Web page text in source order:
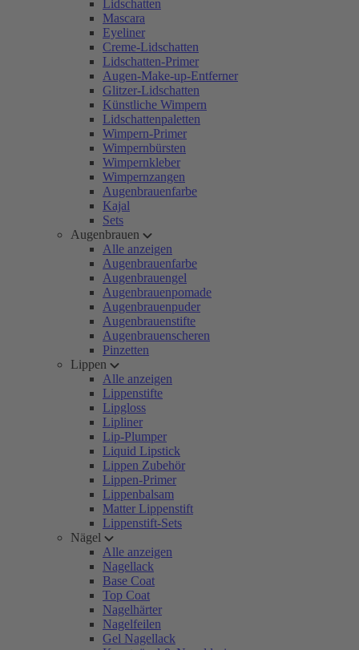
Lidschatten
Mascara
Eyeliner
Creme-Lidschatten
Lidschatten-Primer
Augen-Make-up-Entferner
Glitzer-Lidschatten
Künstliche Wimpern
Lidschattenpaletten
Wimpern-Primer
Wimpernbürsten
Wimpernkleber
Wimpernzangen
Augenbrauenfarbe
Kajal
Sets
Augenbrauen
Alle anzeigen
Augenbrauenfarbe
Augenbrauengel
Augenbrauenpomade
Augenbrauenpuder
Augenbrauenstifte
Augenbrauenscheren
Pinzetten
Lippen
Alle anzeigen
Lippenstifte
Lipgloss
Lipliner
Lip-Plumper
Liquid Lipstick
Lippen Zubehör
Lippen-Primer
Lippenbalsam
Matter Lippenstift
Lippenstift-Sets
Nägel
Alle anzeigen
Nagellack
Base Coat
Top Coat
Nagelhärter
Nagelfeilen
Gel Nagellack